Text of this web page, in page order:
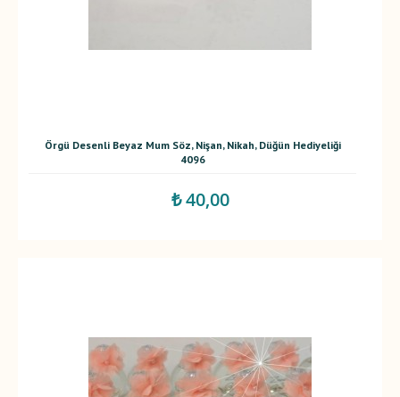
Örgü Desenli Beyaz Mum Söz, Nişan, Nikah, Düğün Hediyeliği
4096
₺ 40,00